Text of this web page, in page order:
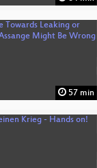
57 min